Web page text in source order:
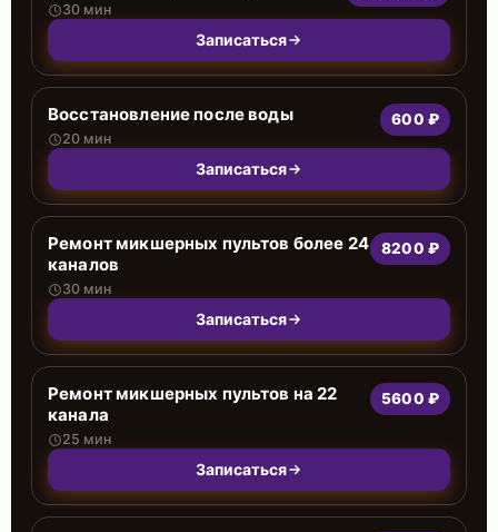
30 мин
Записаться
Восстановление после воды
20 мин
600 ₽
Записаться
Ремонт микшерных пультов более 24
каналов
30 мин
8200 ₽
Записаться
Ремонт микшерных пультов на 22
канала
25 мин
5600 ₽
Записаться